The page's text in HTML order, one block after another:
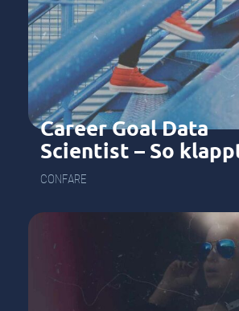
Career Goal Data
Scientist – So
CONFARE